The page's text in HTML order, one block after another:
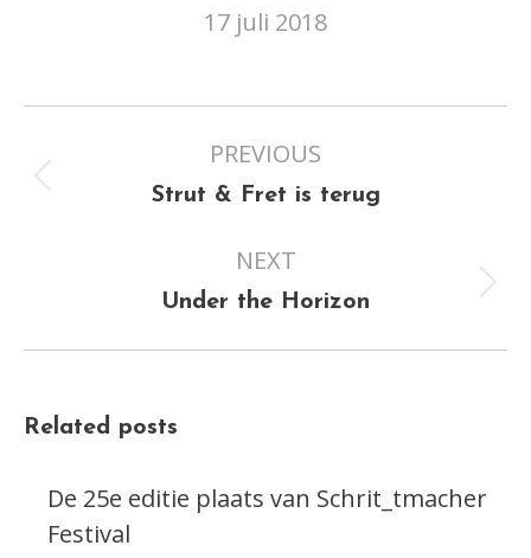
17 juli 2018
navigation
PREVIOUS
Previous
Strut & Fret is terug
NEXT
Next
Under the Horizon
Related posts
De 25e editie plaats van Schrit_tmacher
Festival